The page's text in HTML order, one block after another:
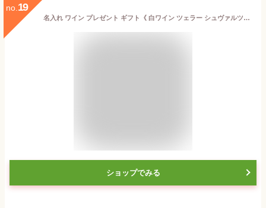
no. 19
名入れ ワイン プレゼント ギフト《 白ワイン ツェラー シュヴァルツェ カッツ 750ml 》ブルーボトル サムシングブルー やや甘口 送料無料 退職 結婚祝い 即日発送 最短 お誕生日 還暦祝い 最強配送 実用的 2025
ショップでみる